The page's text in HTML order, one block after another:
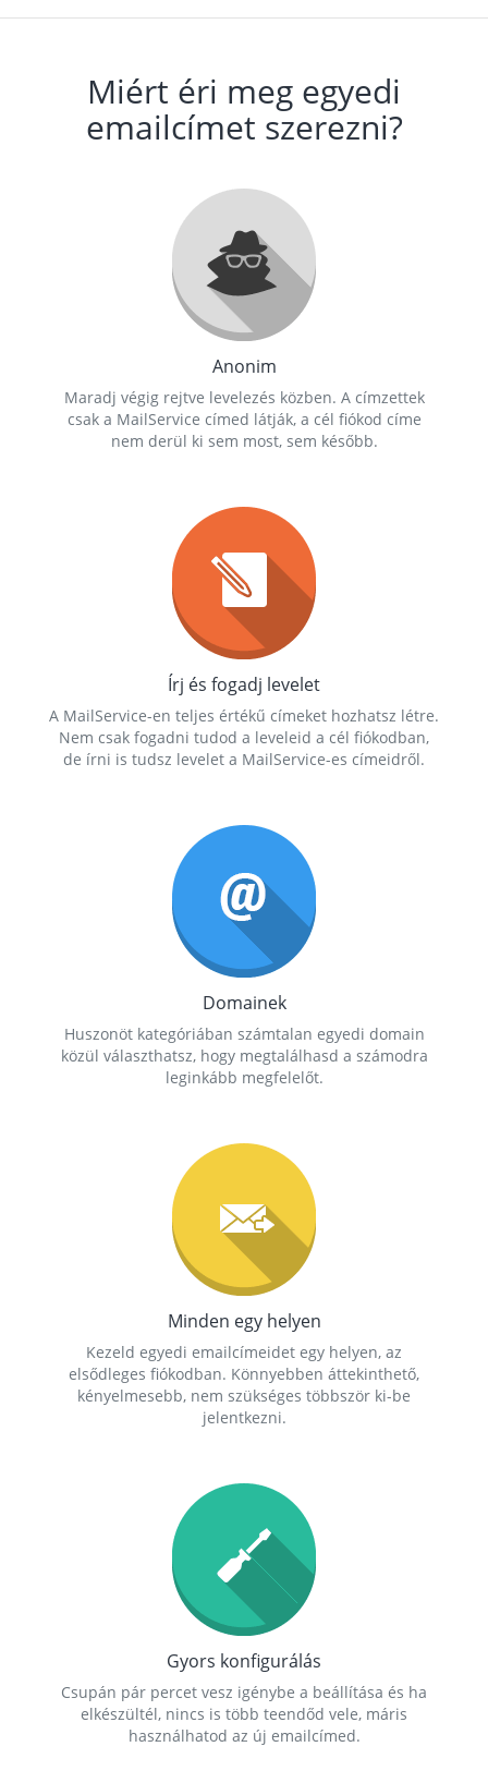
Miért éri meg egyedi
emailcímet szerezni?
Anonim
Maradj végig rejtve levelezés közben. A címzettek
csak a MailService címed látják, a cél fiókod címe
nem derül ki sem most, sem később.
Írj és fogadj levelet
A MailService-en teljes értékű címeket hozhatsz létre.
Nem csak fogadni tudod a leveleid a cél fiókodban,
de írni is tudsz levelet a MailService-es címeidről.
Domainek
Huszonöt kategóriában számtalan egyedi domain
közül választhatsz, hogy megtalálhasd a számodra
leginkább megfelelőt.
Minden egy helyen
Kezeld egyedi emailcímeidet egy helyen, az
elsődleges fiókodban. Könnyebben áttekinthető,
kényelmesebb, nem szükséges többször ki-be
jelentkezni.
Gyors konfigurálás
Csupán pár percet vesz igénybe a beállítása és ha
elkészültél, nincs is több teendőd vele, máris
használhatod az új emailcímed.